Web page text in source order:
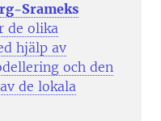
Srameks
de olika
hjälp av
och den
de lokala